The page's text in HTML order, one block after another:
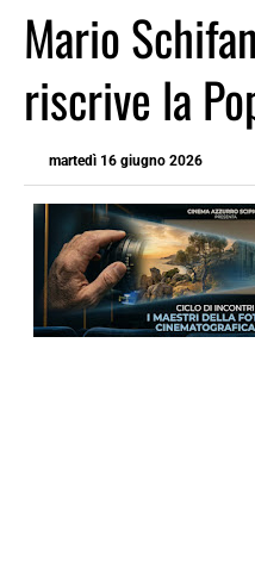
Mario
riscrive la
martedì 16 giugno 2026